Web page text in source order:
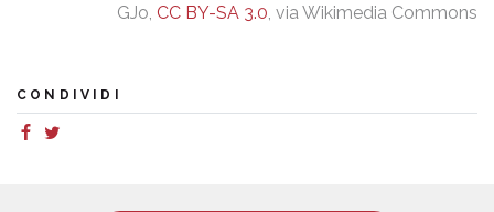
GJo, CC BY-SA 3.0 , via Wikimedia Commons
CONDIVIDI